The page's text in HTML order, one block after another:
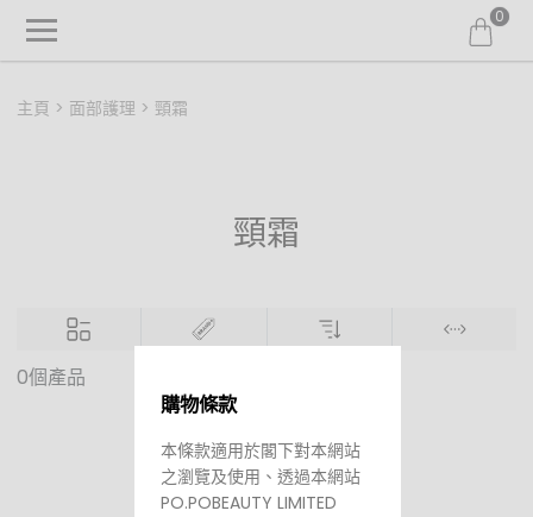
0
主頁 面部護理 頸霜
頸霜
0個產品
沒有貨品
購物條款
本條款適用於閣下對本網站
之瀏覽及使用、透過本網站
PO.POBEAUTY LIMITED